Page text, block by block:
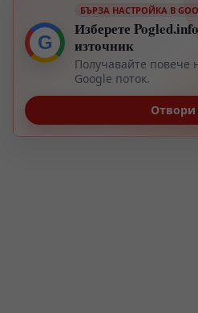
G
БЪРЗА НАСТРОЙКА В
Изберете
източник
Получавайте
Google поток.
Отвори